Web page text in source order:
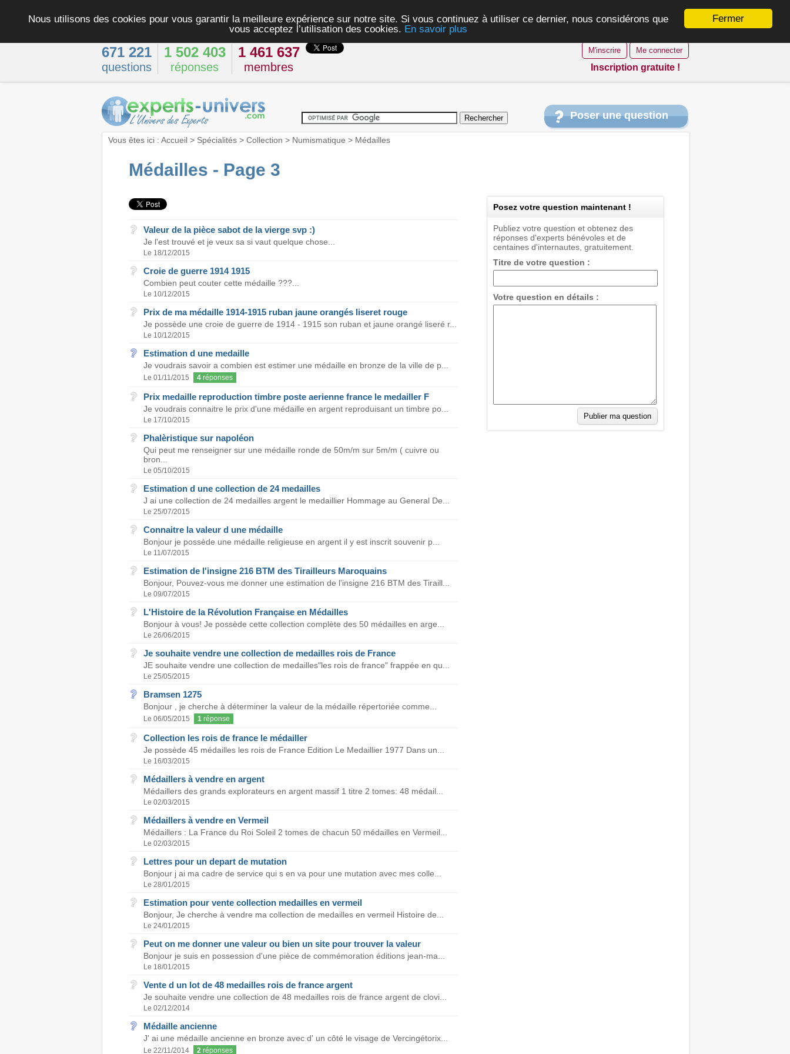
Fermer
Nous utilisons des cookies pour vous garantir la meilleure expérience sur notre site. Si vous continuez à utiliser ce dernier, nous considérons que
vous acceptez l’utilisation des cookies. En savoir plus
671 221
questions
1 502 403
réponses
1 461 637
membres
M'inscrire Me connecter
Inscription gratuite !
Poser une question
Vous êtes ici : Accueil> Spécialités> Collection > Numismatique > Médailles
Médailles - Page 3
Valeur de la pièce sabot de la vierge svp :)
Je l'est trouvé et je veux sa si vaut quelque chose...
Le 18/12/2015
Croie de guerre 1914 1915
Combien peut couter cette médaille ???...
Le 10/12/2015
Prix de ma médaille 1914-1915 ruban jaune orangés liseret rouge
Je possède une croie de guerre de 1914 - 1915 son ruban et jaune orangé liseré r...
Le 10/12/2015
Estimation d une medaille
Je voudrais savoir a combien est estimer une médaille en bronze de la ville de p...
Le 01/11/2015 4réponses
Prix medaille reproduction timbre poste aerienne france le medailler F
Je voudrais connaitre le prix d'une médaille en argent reproduisant un timbre po...
Le 17/10/2015
Phalèristique sur napoléon
Qui peut me renseigner sur une médaille ronde de 50m/m sur 5m/m ( cuivre ou
bron...
Le 05/10/2015
Estimation d une collection de 24 medailles
J ai une collection de 24 medailles argent le medaillier Hommage au General De...
Le 25/07/2015
Connaitre la valeur d une médaille
Bonjour je possède une médaille religieuse en argent il y est inscrit souvenir p...
Le 11/07/2015
Estimation de l'insigne 216 BTM des Tirailleurs Maroquains
Bonjour, Pouvez-vous me donner une estimation de l'insigne 216 BTM des Tiraill...
Le 09/07/2015
L'Histoire de la Révolution Française en Médailles
Bonjour à vous! Je possède cette collection complète des 50 médailles en arge...
Le 26/06/2015
Je souhaite vendre une collection de medailles rois de France
JE souhaite vendre une collection de medailles"les rois de france" frappée en qu...
Le 25/05/2015
Bramsen 1275
Bonjour , je cherche à déterminer la valeur de la médaille répertoriée comme...
Le 06/05/2015 1réponse
Collection les rois de france le médailler
Je possède 45 médailles les rois de France Edition Le Medaillier 1977 Dans un...
Le 16/03/2015
Médaillers à vendre en argent
Médaillers des grands explorateurs en argent massif 1 titre 2 tomes: 48 médail...
Le 02/03/2015
Médaillers à vendre en Vermeil
Médaillers : La France du Roi Soleil 2 tomes de chacun 50 médailles en Vermeil...
Le 02/03/2015
Lettres pour un depart de mutation
Bonjour j ai ma cadre de service qui s en va pour une mutation avec mes colle...
Le 28/01/2015
Estimation pour vente collection medailles en vermeil
Bonjour, Je cherche à vendre ma collection de medailles en vermeil Histoire de...
Le 24/01/2015
Peut on me donner une valeur ou bien un site pour trouver la valeur
Bonjour je suis en possession d'une pièce de commémoration éditions jean-ma...
Le 18/01/2015
Vente d un lot de 48 medailles rois de france argent
Je souhaite vendre une collection de 48 medailles rois de france argent de clovi...
Le 02/12/2014
Médaille ancienne
J' ai une médaille ancienne en bronze avec d' un côté le visage de Vercingétorix...
Le 22/11/2014 2réponses
Posez votre question maintenant !
Publiez votre question et obtenez des
réponses d'experts bénévoles et de
centaines d'internautes, gratuitement.
Titre de votre question :
Votre question en détails :